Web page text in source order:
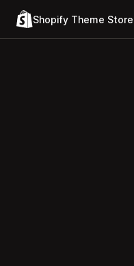
Shopify Theme Store